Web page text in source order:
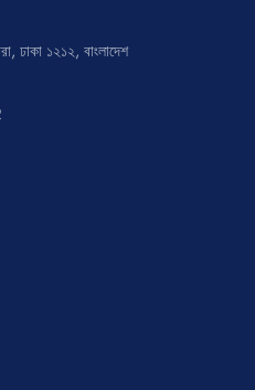
ঢাকা ১২১২, বাংলাদেশ